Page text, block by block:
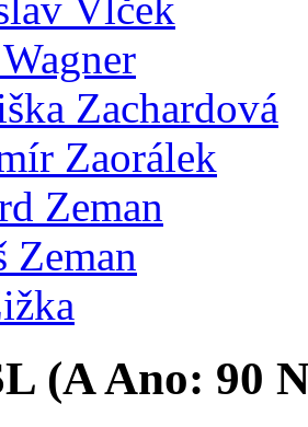
Vlček
Zachardová
Zaorálek
Zeman
Zeman
(AAno: 90